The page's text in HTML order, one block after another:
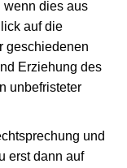
wenn dies aus
auf die
geschiedenen
Erziehung des
unbefristeter
und
erst dann auf